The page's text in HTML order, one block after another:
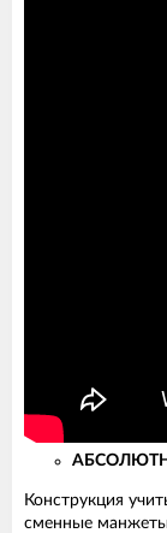
Конструкция
сменные